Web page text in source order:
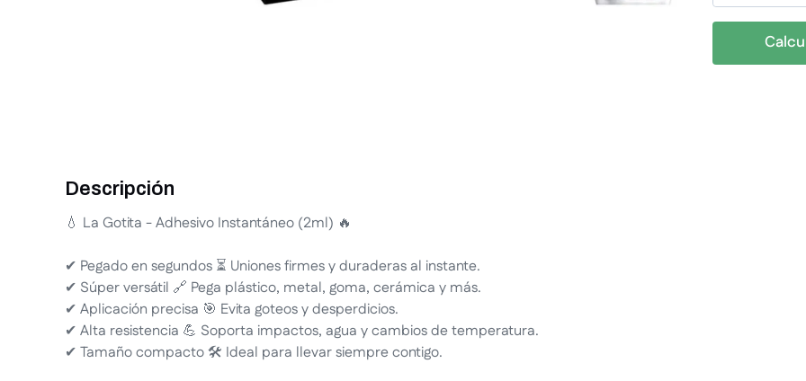
Descripción
💧 La Gotita - Adhesivo Instantáneo (2ml) 🔥
✔ Pegado en segundos ⏳ Uniones firmes y duraderas al instante.
✔ Súper versátil 🔗 Pega plástico, metal, goma, cerámica y más.
✔ Aplicación precisa 🎯 Evita goteos y desperdicios.
✔ Alta resistencia 💪 Soporta impactos, agua y cambios de temperatura.
✔ Tamaño compacto 🛠 Ideal para llevar siempre contigo.